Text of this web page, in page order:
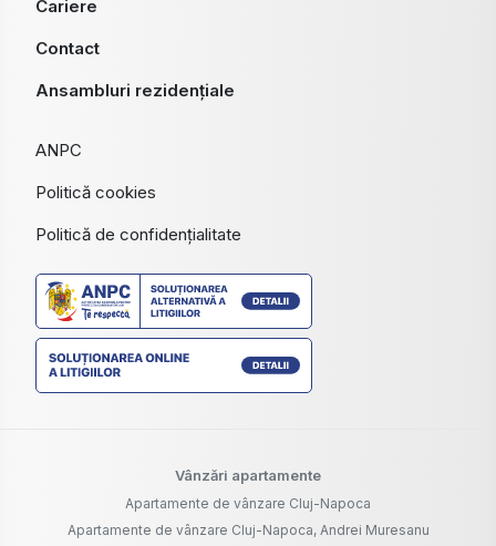
Cariere
Contact
Ansambluri rezidențiale
ANPC
Politică cookies
Politică de confidențialitate
Vânzări apartamente
Apartamente de vânzare Cluj-Napoca
Apartamente de vânzare Cluj-Napoca, Andrei Muresanu